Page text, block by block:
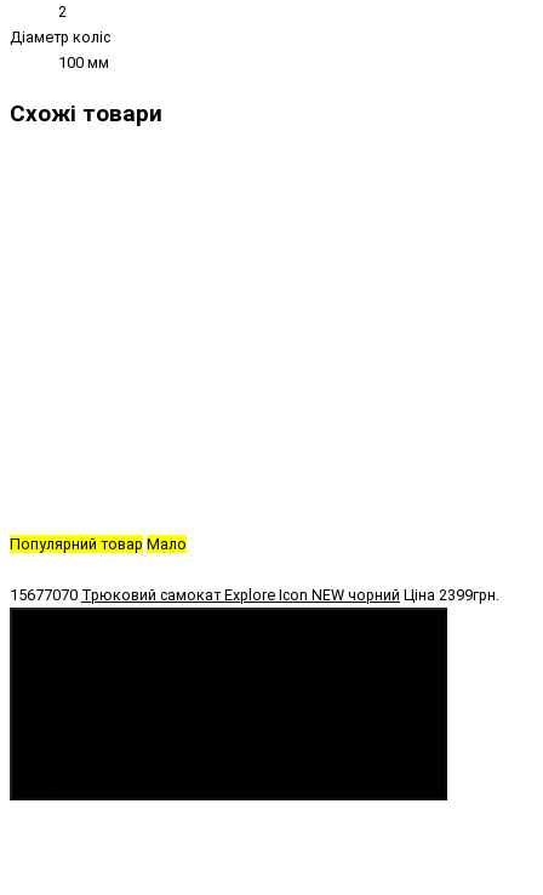
2
Діаметр коліс
100 мм
Схожі товари
Популярний товар Мало
15677070 Трюковий самокат Explore Icon NEW чорний Ціна 2399грн.